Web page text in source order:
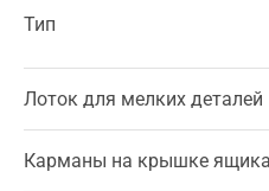
Тип
Лоток для мелких деталей
Карманы на крышке ящика